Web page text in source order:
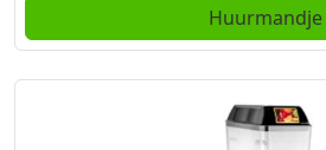
Huurmandje